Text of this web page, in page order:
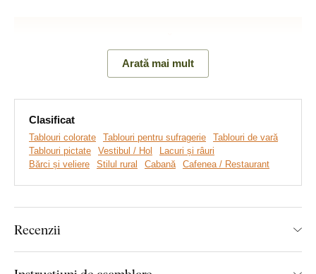
groase de lemn pe care imprimăm orice model. Folosimcea
mai avansată tehnologie și vopsele de calitate superioară
tehnologiei laser, obținând astfel o margine maro închis
elegantă, ce pune în valoare și mai mult designul.
Arată mai mult
Clasificat
Tablouri colorate Tablouri pentru sufragerie
Tablouri de vară
Tablouri pictate
Vestibul / Hol
Lacuri și râuri
Bărci și veliere
Stilul rural Cabană Cafenea / Restaurant
Recenzii